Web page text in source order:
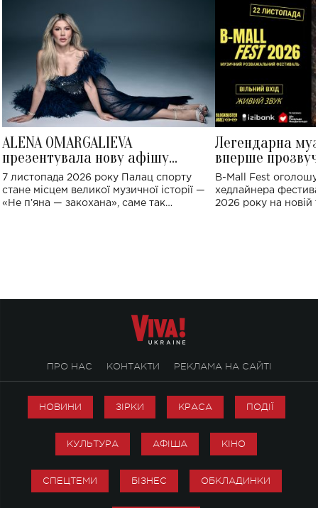
ALENA OMARGALIEVA
презентувала нову афішу
великого концерту в Палаці
спорту
7 листопада 2026 року Палац спорту
стане місцем великої музичної історії —
«Не пʼяна — закохана», саме так
Легендарна
вперше
Україні: де
B-Mall Fest
хедлайнера
2026 року на новій
ПРО НАС КОНТАКТИ РЕКЛАМА НА САЙТІ
НОВИНИ ЗІРКИ КРАСА ПОДІЇ
КУЛЬТУРА АФІША КІНО
СПЕЦТЕМИ БІЗНЕС ОБКЛАДИНКИ